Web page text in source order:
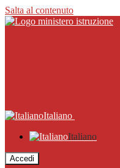
Salta al contenuto
Italiano
Italiano
Accedi